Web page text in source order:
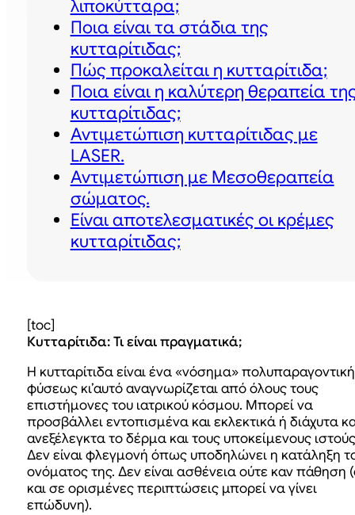
λιποκύτταρα;
Ποια είναι τα στάδια της
κυτταρίτιδας;
Πώς προκαλείται η κυτταρίτιδα;
Ποια είναι η καλύτερη θεραπεία
κυτταρίτιδας;
Αντιμετώπιση κυτταρίτιδας με
LASER.
Αντιμετώπιση με Μεσοθεραπεία
σώματος.
Είναι αποτελεσματικές οι κρέμες
κυτταρίτιδας;
[toc]
Κυτταρίτιδα: Τι είναι πραγματικά;
Η κυτταρίτιδα είναι ένα «νόσημα»
φύσεως κι’αυτό αναγνωρίζεται από όλους τους
επιστήμονες του ιατρικού κόσμου. Μπορεί να
προσβάλλει εντοπισμένα και εκλεκτικά ή διάχυτα
ανεξέλεγκτα το δέρμα και τους υποκείμενους
Δεν είναι φλεγμονή όπως υποδηλώνει η κατάληξη
ονόματος της. Δεν είναι ασθένεια ούτε καν πάθηση
και σε ορισμένες περιπτώσεις μπορεί να γίνει
επώδυνη).